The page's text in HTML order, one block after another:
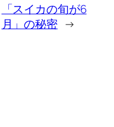
「スイカの旬が6
月」の秘密 →